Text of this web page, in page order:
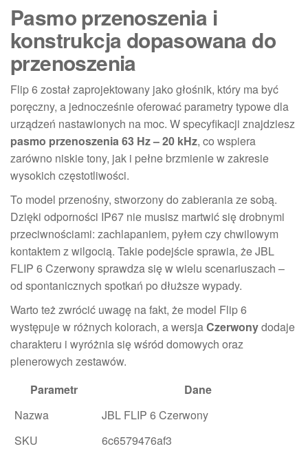
Pasmo przenoszenia i
konstrukcja dopasowana do
przenoszenia
Flip 6 został zaprojektowany jako głośnik, który ma być
poręczny, a jednocześnie oferować parametry typowe dla
urządzeń nastawionych na moc. W specyfikacji znajdziesz
pasmo przenoszenia 63 Hz – 20 kHz, co wspiera
zarówno niskie tony, jak i pełne brzmienie w zakresie
wysokich częstotliwości.
To model przenośny, stworzony do zabierania ze sobą.
Dzięki odporności IP67 nie musisz martwić się drobnymi
przeciwnościami: zachlapaniem, pyłem czy chwilowym
kontaktem z wilgocią. Takie podejście sprawia, że JBL
FLIP 6 Czerwony sprawdza się w wielu scenariuszach –
od spontanicznych spotkań po dłuższe wypady.
Warto też zwrócić uwagę na fakt, że model Flip 6
występuje w różnych kolorach, a wersjaCzerwonydodaje
charakteru i wyróżnia się wśród domowych oraz
plenerowych zestawów.
Parametr
Dane
Nazwa
JBL FLIP 6 Czerwony
SKU
6c6579476af3